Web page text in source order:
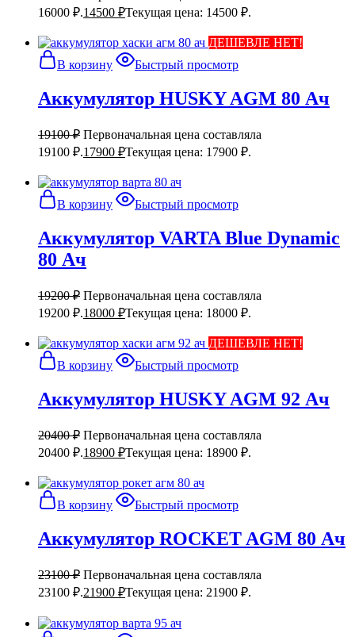
16000 ₽.14500 ₽Текущая цена: 14500 ₽.
ДЕШЕВЛЕ НЕТ!
В корзину
Быстрый просмотр
Аккумулятор HUSKY AGM 80 Ач
19100₽ Первоначальная цена составляла
19100 ₽.17900 ₽Текущая цена: 17900 ₽.
В корзину Быстрый просмотр
Аккумулятор VARTA Blue Dynamic
80 Ач
19200₽ Первоначальная цена составляла
19200 ₽.18000 ₽Текущая цена: 18000 ₽.
ДЕШЕВЛЕ НЕТ!
В корзину
Быстрый просмотр
Аккумулятор HUSKY AGM 92 Ач
20400₽ Первоначальная цена составляла
20400 ₽.18900 ₽Текущая цена: 18900 ₽.
В корзину Быстрый просмотр
Аккумулятор ROCKET AGM 80 Ач
23100₽ Первоначальная цена составляла
23100 ₽.21900 ₽Текущая цена: 21900 ₽.